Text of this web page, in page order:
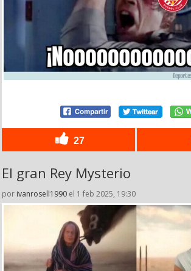
27
El gran Rey Mysterio
por ivanrosell1990 el 1 feb 2025, 19:30